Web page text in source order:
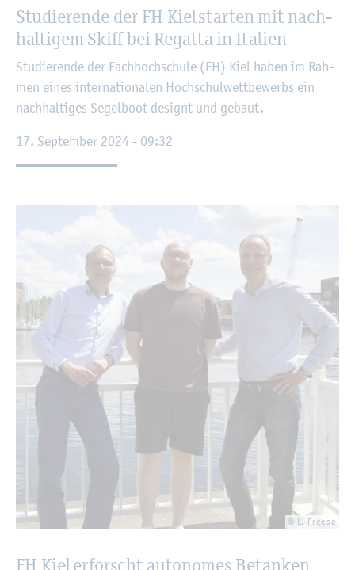
Stu­die­ren­de der FH Kiel star­ten mit nach­
hal­ti­gem Skiff bei Re­gat­ta in Ita­li­en
Stu­die­ren­de der Fach­hoch­schu­le (FH) Kiel haben im Rah­
men eines in­ter­na­tio­na­len Hoch­schul­wett­be­werbs ein
nach­hal­ti­ges Se­gel­boot de­signt und ge­baut.
17. Sep­tem­ber 2024 - 09:32
© L. Free­se
FH Kiel er­forscht au­to­no­mes Be­tan­ken